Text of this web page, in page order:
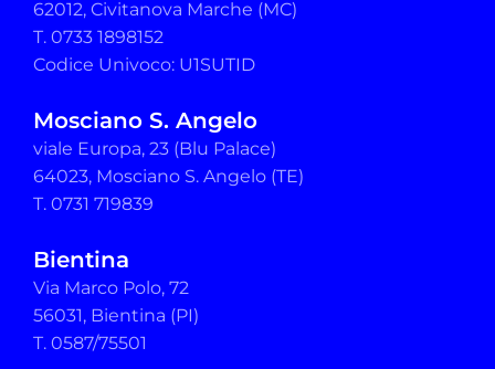
62012, Civitanova Marche (MC)
T. 0733 1898152
Codice Univoco: U1SUTID
Mosciano S. Angelo
viale Europa, 23 (Blu Palace)
64023, Mosciano S. Angelo (TE)
T. 0731 719839
Bientina
Via Marco Polo, 72
56031, Bientina (PI)
T. 0587/75501